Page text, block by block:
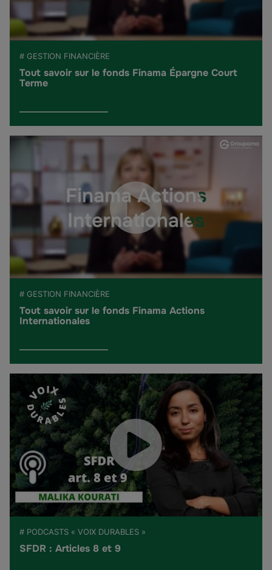
# GESTION FINANCIÈRE
Tout savoir sur le fonds Finama Épargne Court
Terme
# GESTION FINANCIÈRE
Tout savoir sur le fonds Finama Actions
Internationales
# PODCASTS « VOIX DURABLES »
SFDR : Articles 8 et 9